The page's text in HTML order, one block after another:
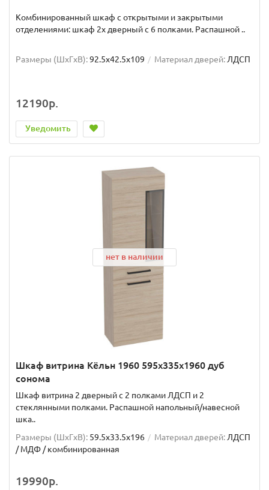
Комбинированный шкаф с открытыми и закрытыми
отделениями: шкаф 2х дверный с 6 полками. Распашной ..
Размеры (ШxГxВ):92.5x42.5x109 Материал дверей: ЛДСП
12190р.
Уведомить
нет в наличии
Шкаф витрина Кёльн 1960 595х335х1960 дуб
сонома
Шкаф витрина 2 дверный с 2 полками ЛДСП и 2
стеклянными полками. Распашной напольный/навесной
шка..
Размеры (ШxГxВ): 59.5x33.5x196 Материал дверей: ЛДСП
/ МДФ / комбинированная
19990р.